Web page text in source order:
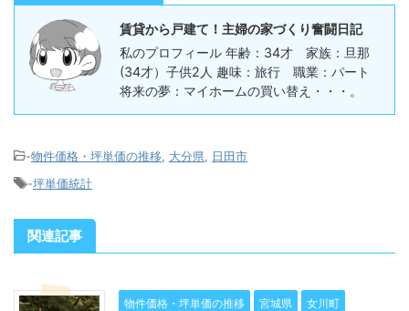
賃貸から戸建て！主婦の家づくり奮闘日記
私のプロフィール 年齢：34才 家族：旦那
(34才）子供2人 趣味：旅行 職業：パート
将来の夢：マイホームの買い替え・・・。
-物件価格・坪単価の推移 大分県
日田市
-坪単価統計
関連記事
物件価格・坪単価の推移 宮城県 女川町